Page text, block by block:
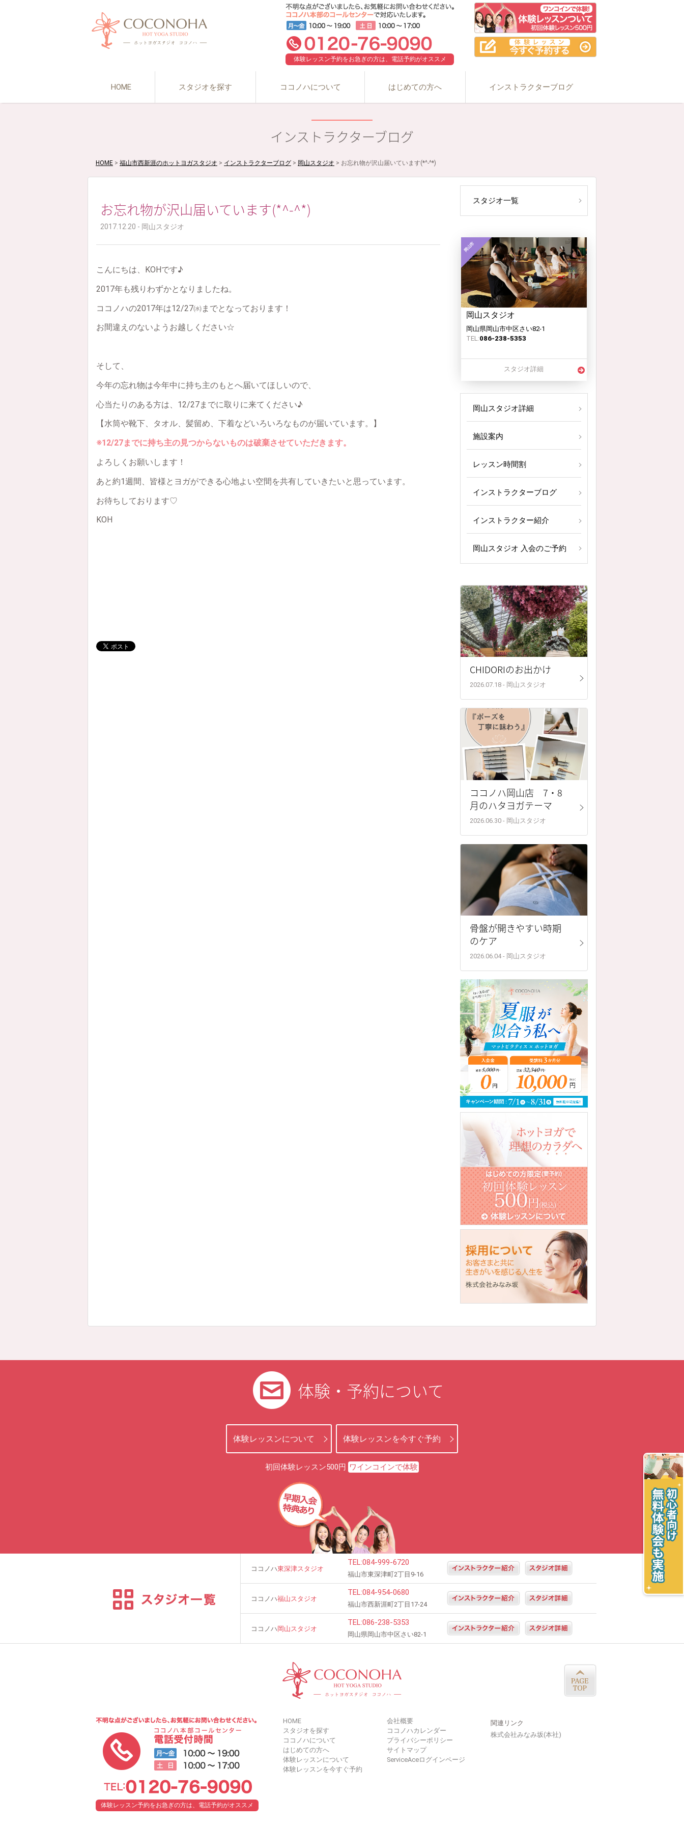
体験レッスン予約をお急ぎの方は、電話予約がオススメ
HOME スタジオを探す ココノハについて はじめての方へ インストラクターブログ
インストラクターブログ
HOME > 福山市西新涯のホットヨガスタジオ > インストラクターブログ > 岡山スタジオ > お忘れ物が沢山届いています(*^-^*)
お忘れ物が沢山届いています(*^-^*)
2017.12.20 - 岡山スタジオ
こんにちは、KOHです♪
2017年も残りわずかとなりましたね。
ココノハの2017年は12/27㈬までとなっております！
お間違えのないようお越しください☆
そして、
今年の忘れ物は今年中に持ち主のもとへ届いてほしいので、
心当たりのある方は、12/27までに取りに来てください♪
【水筒や靴下、タオル、髪留め、下着などいろいろなものが届いています。】
※12/27までに持ち主の見つからないものは破棄させていただきます。
よろしくお願いします！
あと約1週間、皆様とヨガができる心地よい空間を共有していきたいと思っています。
お待ちしております♡
KOH
スタジオ一覧
岡山スタジオ
岡山県岡山市中区さい82-1
TEL:086-238-5353
スタジオ詳細
岡山スタジオ詳細
施設案内
レッスン時間割
インストラクターブログ
インストラクター紹介
岡山スタジオ 入会のご予約
CHIDORIのお出かけ
2026.07.18 - 岡山スタジオ
ココノハ岡山店 7・8
月のハタヨガテーマ
2026.06.30 - 岡山スタジオ
骨盤が開きやすい時期
のケア
2026.06.04 - 岡山スタジオ
体験・予約について
体験レッスンについて 体験レッスンを今すぐ予約
初回体験レッスン500円 ワインコインで体験
ココノハ東深津スタジオ
TEL:084-999-6720
福山市東深津町2丁目9-16
ココノハ福山スタジオ
TEL:084-954-0680
福山市西新涯町2丁目17-24
ココノハ 岡山スタジオ
TEL:086-238-5353
岡山県岡山市中区さい82-1
体験レッスン予約をお急ぎの方は、電話予約がオススメ
HOME
スタジオを探す
ココノハについて
はじめての方へ
体験レッスンについて
体験レッスンを今すぐ予約
会社概要
ココノハカレンダー
プライバシーポリシー
サイトマップ
ServiceAceログインページ
関連リンク
株式会社みなみ坂(本社)